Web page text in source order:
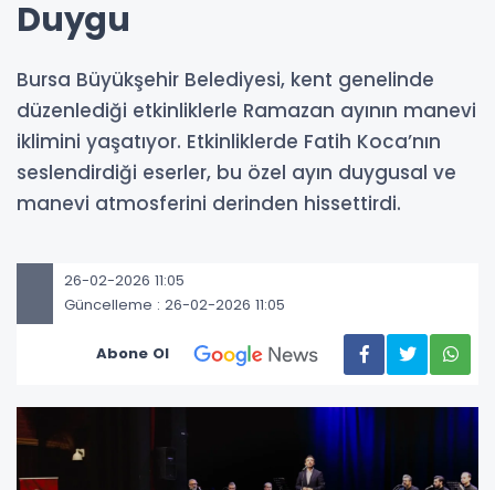
Duygu
Bursa Büyükşehir Belediyesi, kent genelinde
düzenlediği etkinliklerle Ramazan ayının manevi
iklimini yaşatıyor. Etkinliklerde Fatih Koca’nın
seslendirdiği eserler, bu özel ayın duygusal ve
manevi atmosferini derinden hissettirdi.
26-02-2026 11:05
Güncelleme : 26-02-2026 11:05
Abone Ol